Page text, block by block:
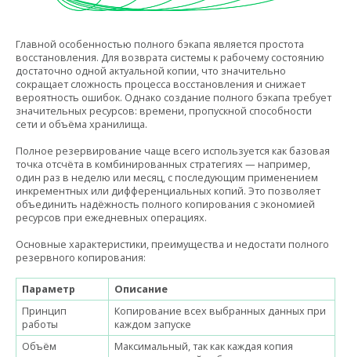
Главной особенностью полного бэкапа является простота
восстановления. Для возврата системы к рабочему состоянию
достаточно одной актуальной копии, что значительно
сокращает сложность процесса восстановления и снижает
вероятность ошибок. Однако создание полного бэкапа требует
значительных ресурсов: времени, пропускной способности
сети и объёма хранилища.
Полное резервирование чаще всего используется как базовая
точка отсчёта в комбинированных стратегиях — например,
один раз в неделю или месяц, с последующим применением
инкрементных или дифференциальных копий. Это позволяет
объединить надёжность полного копирования с экономией
ресурсов при ежедневных операциях.
Основные характеристики, преимущества и недостати полного
резервного копирования:
Параметр
Описание
Принцип
работы
Копирование всех выбранных данных при
каждом запуске
Объём
Максимальный, так как каждая копия